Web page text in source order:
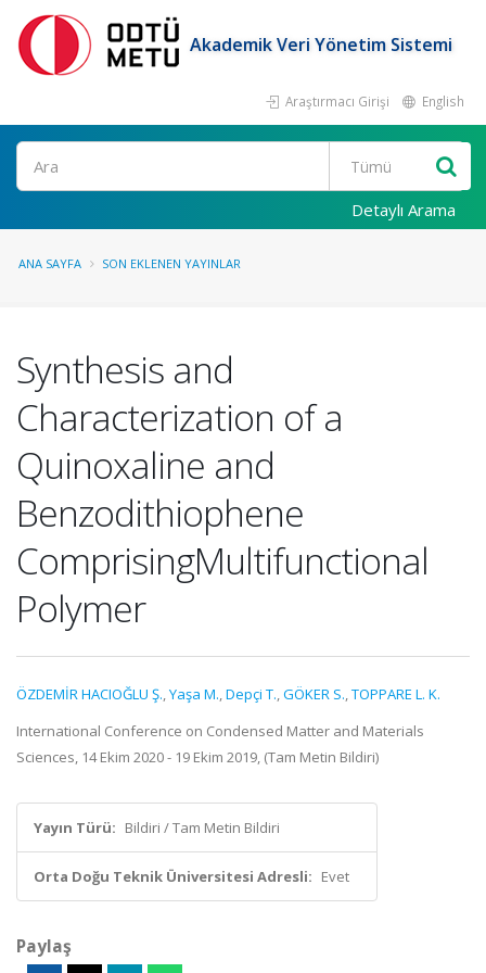
Akademik Veri Yönetim Sistemi
Araştırmacı Girişi English
Ara
Detaylı Arama
ANA SAYFA SON EKLENEN YAYINLAR
Synthesis and
Characterization of a
Quinoxaline and
Benzodithiophene
ComprisingMultifunctional
Polymer
ÖZDEMİR HACIOĞLU Ş.,Yaşa M.,Depçi T.,GÖKER S.,TOPPARE L. K.
International Conference on Condensed Matter and Materials
Sciences, 14 Ekim 2020 - 19 Ekim 2019, (Tam Metin Bildiri)
Yayın Türü: Bildiri / Tam Metin Bildiri
Orta Doğu Teknik Üniversitesi Adresli: Evet
Paylaş